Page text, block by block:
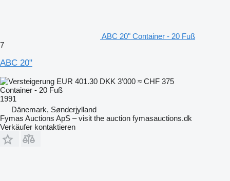
ABC 20" Container - 20 Fuß
7
ABC 20"
EUR 401.30 DKK 3’000 ≈ CHF 375
Container - 20 Fuß
1991
Dänemark, Sønderjylland
Fymas Auctions ApS – visit the auction fymasauctions.dk
Verkäufer kontaktieren